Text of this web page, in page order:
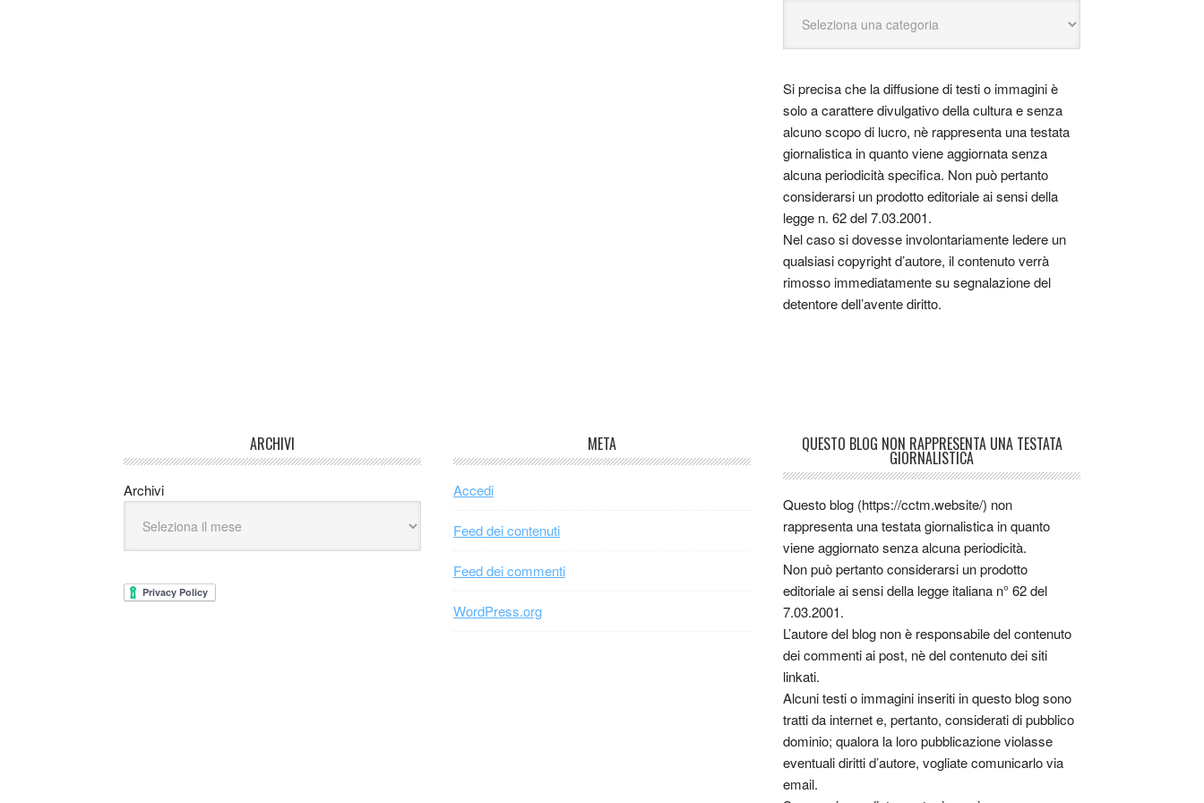
Si precisa che la diffusione di testi o immagini è
solo a carattere divulgativo della cultura e senza
alcuno scopo di lucro, nè rappresenta una testata
giornalistica in quanto viene aggiornata senza
alcuna periodicità specifica. Non può pertanto
considerarsi un prodotto editoriale ai sensi della
legge n. 62 del 7.03.2001.
Nel caso si dovesse involontariamente ledere un
qualsiasi copyright d’autore, il contenuto verrà
rimosso immediatamente su segnalazione del
detentore dell’avente diritto.
ARCHIVI
Archivi
META
Accedi
Feed dei contenuti
Feed dei commenti
WordPress.org
QUESTO BLOG NON RAPPRESENTA UNA TESTATA
GIORNALISTICA
Questo blog (https://cctm.website/) non
rappresenta una testata giornalistica in quanto
viene aggiornato senza alcuna periodicità.
Non può pertanto considerarsi un prodotto
editoriale ai sensi della legge italiana n° 62 del
7.03.2001.
L’autore del blog non è responsabile del contenuto
dei commenti ai post, nè del contenuto dei siti
linkati.
Alcuni testi o immagini inseriti in questo blog sono
tratti da internet e, pertanto, considerati di pubblico
dominio; qualora la loro pubblicazione violasse
eventuali diritti d’autore, vogliate comunicarlo via
email.